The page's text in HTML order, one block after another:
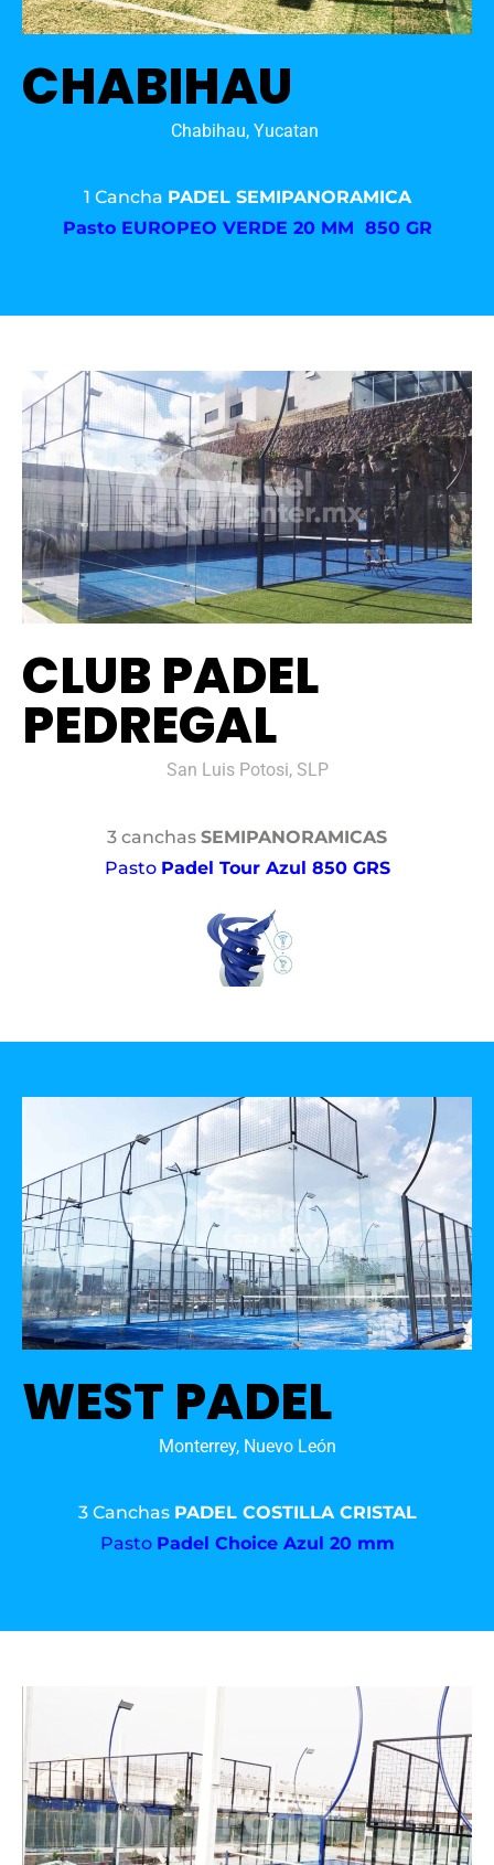
CHABIHAU
Chabihau, Yucatan
1 Cancha PADEL SEMIPANORAMICA
Pasto EUROPEO VERDE 20 MM 850 GR
CLUB PADEL
PEDREGAL
San Luis Potosi, SLP
3 canchas SEMIPANORAMICAS
Pasto Padel Tour Azul 850 GRS
WEST PADEL
Monterrey, Nuevo León
3 Canchas PADEL COSTILLA CRISTAL
Pasto Padel Choice Azul 20 mm